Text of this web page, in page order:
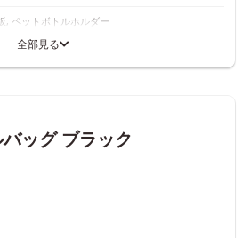
, ペットボトルホルダー
全部見る
ッグ ブラック